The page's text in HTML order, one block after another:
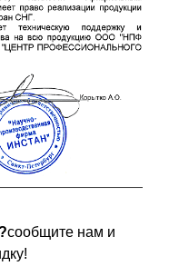
сообщите нам и